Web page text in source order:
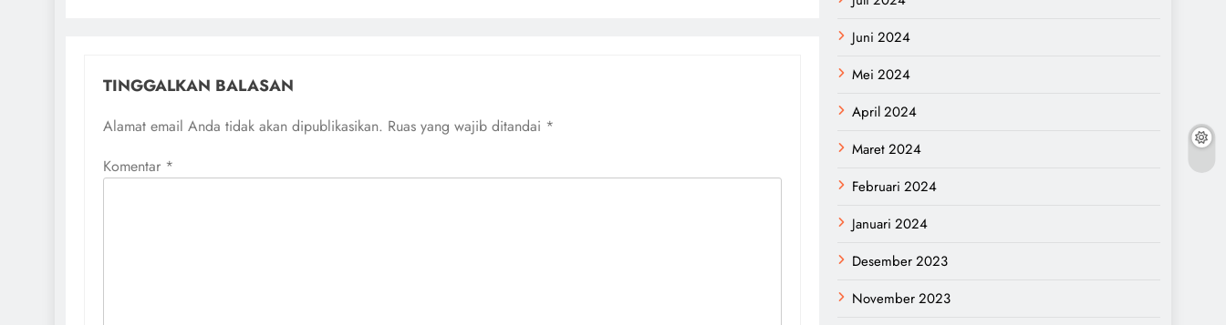
TINGGALKAN BALASAN
Alamat email Anda tidak akan dipublikasikan. Ruas yang wajib ditandai *
Komentar *
Juni 2024
Mei 2024
April 2024
Maret 2024
Februari 2024
Januari 2024
Desember 2023
November 2023